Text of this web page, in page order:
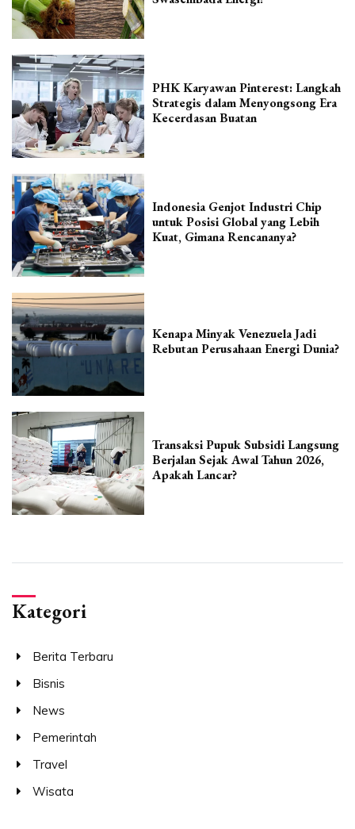
PHK Karyawan Pinterest: Langkah
Strategis dalam Menyongsong Era
Kecerdasan Buatan
Indonesia Genjot Industri Chip
untuk Posisi Global yang Lebih
Kuat, Gimana Rencananya?
Kenapa Minyak Venezuela Jadi
Rebutan Perusahaan Energi Dunia?
Transaksi Pupuk Subsidi Langsung
Berjalan Sejak Awal Tahun 2026,
Apakah Lancar?
Kategori
Berita Terbaru
Bisnis
News
Pemerintah
Travel
Wisata